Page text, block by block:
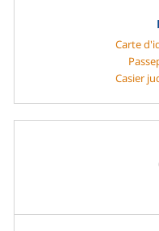
Carte
Casier